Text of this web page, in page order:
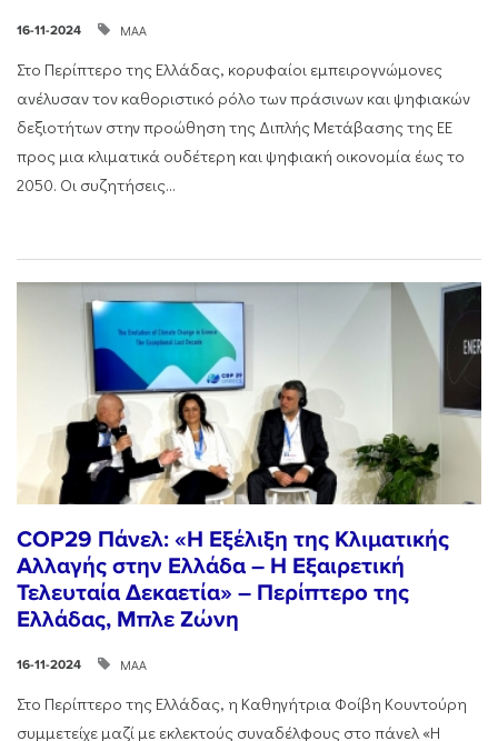
16-11-2024 ΜΑΑ
Στο Περίπτερο της Ελλάδας, κορυφαίοι εμπειρογνώμονες
ανέλυσαν τον καθοριστικό ρόλο των πράσινων και ψηφιακών
δεξιοτήτων στην προώθηση της Διπλής Μετάβασης της ΕΕ
προς μια κλιματικά ουδέτερη και ψηφιακή οικονομία έως το
2050. Οι συζητήσεις...
COP29 Πάνελ: «Η Εξέλιξη της Κλιματικής
Αλλαγής στην Ελλάδα – Η Εξαιρετική
Τελευταία Δεκαετία» – Περίπτερο της
Ελλάδας, Μπλε Ζώνη
16-11-2024 ΜΑΑ
Στο Περίπτερο της Ελλάδας, η Καθηγήτρια Φοίβη Κουντούρη
συμμετείχε μαζί με εκλεκτούς συναδέλφους στο πάνελ «Η